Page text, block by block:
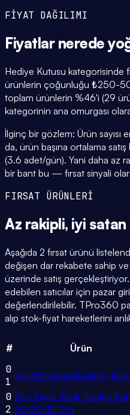
FİYAT DAĞILIMI
Fiyatlar nerede
Hediye Kutusu kategorisinde
ürünlerin çoğunluğu ₺250-
toplam ürünlerin %46'i (29
kategorinin ana omurgası
İlginç bir gözlem: Ürün
da, ürün başına ortalama
(3.6 adet/gün). Yani daha az
bir bant bu — fırsat sinyali
FIRSAT ÜRÜNLERİ
Az rakipli, iyi satan
Aşağıda 2 fırsat ürünü
değişen dar rekabete sahip
üzerinde satış
edebilen satıcılar için pazar
değerlendirilebilir. TPro360
alıp stok-fiyat hareketlerini
# Ürün
0
1 Işıklı Kolye&set&bileklik
0
2
Boş Siyah Renk Hediye
20x20x10 Cm